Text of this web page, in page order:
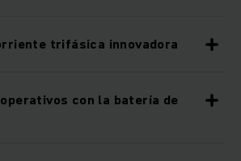
trifásica innovadora
con la batería de